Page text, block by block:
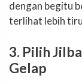
dengan begitu
terlihat lebih
3. Pilih
Gelap